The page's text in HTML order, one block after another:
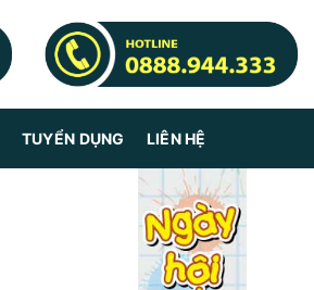
TUYỂN DỤNG LIÊN HỆ